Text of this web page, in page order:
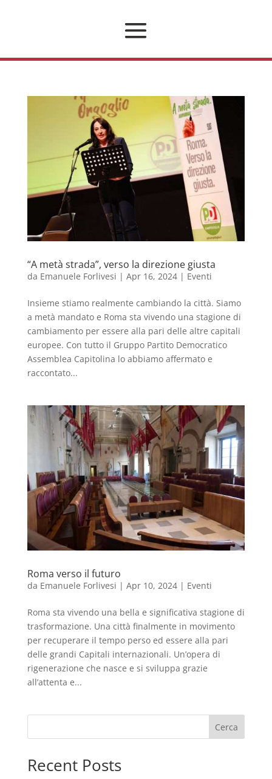
“A metà strada”, verso la direzione giusta
da Emanuele Forlivesi | Apr 16, 2024| Eventi
Insieme stiamo realmente cambiando la città. Siamo
a metà mandato e Roma sta vivendo una stagione di
cambiamento per essere alla pari delle altre capitali
europee. Con tutto il Gruppo Partito Democratico
Assemblea Capitolina lo abbiamo affermato e
raccontato...
Roma verso il futuro
da Emanuele Forlivesi | Apr 10, 2024| Eventi
Roma sta vivendo una bella e significativa stagione di
trasformazione. Una città finalmente in movimento
per recuperare il tempo perso ed essere alla pari
delle grandi Capitali internazionali. Un’opera di
rigenerazione che nasce e si sviluppa grazie
all’attenta e...
Cerca
Recent Posts